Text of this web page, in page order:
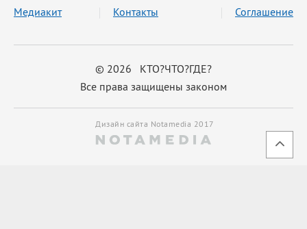
© 2026 КТО?ЧТО?ГДЕ?
Все права защищены законом
Медиакит Контакты Соглашение
Дизайн сайта Notamedia 2017